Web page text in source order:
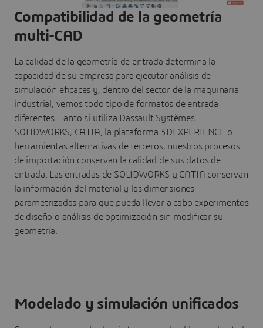
Compatibilidad de la geometría
multi-CAD
La calidad de la geometría de entrada determina la
capacidad de su empresa para ejecutar análisis de
simulación eficaces y, dentro del sector de la maquinaria
industrial, vemos todo tipo de formatos de entrada
diferentes. Tanto si utiliza Dassault Systèmes
SOLIDWORKS, CATIA, la plataforma 3DEXPERIENCE o
herramientas alternativas de terceros, nuestros procesos
de importación conservan la calidad de sus datos de
entrada. Las entradas de SOLIDWORKS y CATIA conservan
la información del material y las dimensiones
parametrizadas para que pueda llevar a cabo experimentos
de diseño o análisis de optimización sin modificar su
geometría.
Modelado y simulación unificados